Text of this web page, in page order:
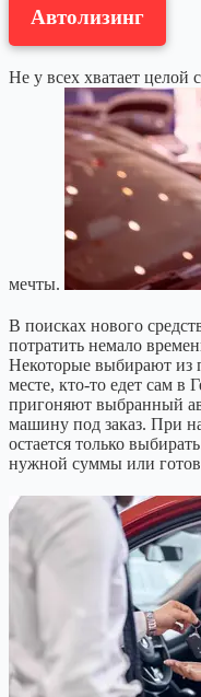
Автолизинг
Не у всех хватает целой
мечты.
В поисках нового
потратить немало
Некоторые выбирают из
месте, кто-то едет сам в
пригоняют выбранный
машину под заказ. При
остается только
нужной суммы или готов